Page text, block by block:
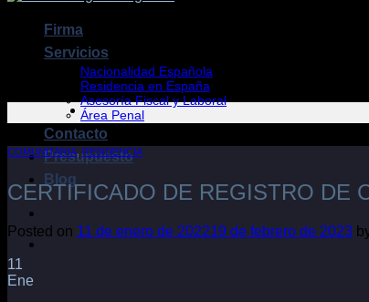
Firma
Servicios
Nacionalidad Española
Residencia en España
Asesoría Fiscal y Laboral
Área Penal
Contacto
Presupuesto
Blog
COMUNITARIA,RESIDENCIA
CERTIFICADO DE REGISTRO DE
Posted on 11 de enero de 202219 de febrero de 2023
11
Ene